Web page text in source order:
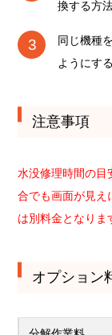
換する方法
同じ機種
ようにす
注意事項
水没修理時間の目
合でも画面が見え
は別料金となりま
オプション